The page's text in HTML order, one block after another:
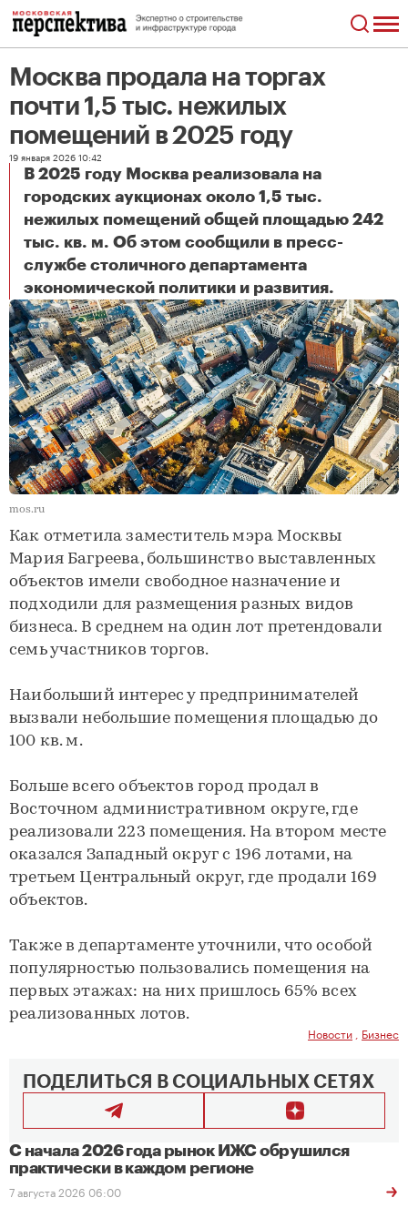
Москва продала на торгах
почти 1,5 тыс. нежилых
помещений в 2025 году
19 января 2026 10:42
В 2025 году Москва реализовала на
городских аукционах около 1,5 тыс.
нежилых помещений общей площадью 242
тыс. кв. м. Об этом сообщили в пресс-
службе столичного департамента
экономической политики и развития.
mos.ru
Как отметила заместитель мэра Москвы
Мария Багреева, большинство выставленных
объектов имели свободное назначение и
подходили для размещения разных видов
бизнеса. В среднем на один лот претендовали
семь участников торгов.
Наибольший интерес у предпринимателей
вызвали небольшие помещения площадью до
100 кв. м.
Больше всего объектов город продал в
Восточном административном округе, где
реализовали 223 помещения. На втором месте
оказался Западный округ с 196 лотами, на
третьем Центральный округ, где продали 169
объектов.
Также в департаменте уточнили, что особой
популярностью пользовались помещения на
первых этажах: на них пришлось 65% всех
реализованных лотов.
Новости Бизнес
ПОДЕЛИТЬСЯ В СОЦИАЛЬНЫХ СЕТЯХ
С начала 2026 года рынок ИЖС обрушился
практически в каждом регионе
7 августа 2026 06:00